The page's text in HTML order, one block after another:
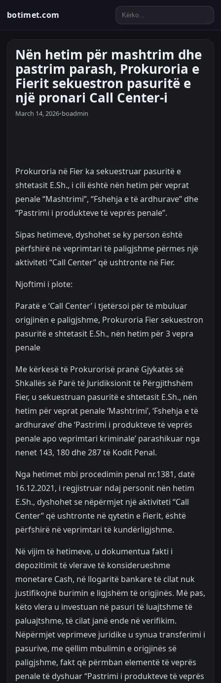
botimet.com
Nën hetim për mashtrim dhe
pastrim parash, Prokuroria e
Fierit sekuestron pasuritë e
një pronari Call Center-i
March 14, 2026•boadmin
Prokuroria në Fier ka sekuestruar pasuritë e
shtetasit E.Sh., i cili është nën hetim për veprat
penale “Mashtrimi”, “Fshehja e të ardhurave” dhe
“Pastrimi i produkteve të veprës penale”.
Sipas hetimeve, dyshohet se ky person është
përfshirë në veprimtari të paligjshme përmes një
aktiviteti “Call Center” që ushtronte në Fier.
Njoftimi i plote:
Paratë e ‘Call Center’ i tjetërsoi për të mbuluar
origjinën e paligjshme, Prokuroria Fier sekuestron
pasuritë e shtetasit E.Sh., nën hetim për 3 vepra
penale
Me kërkesë të Prokurorisë pranë Gjykatës së
Shkallës së Parë të Juridiksionit të Përgjithshëm
Fier, u sekuestruan pasuritë e shtetasit E.Sh., nën
hetim për veprat penale ‘Mashtrimi’, ‘Fshehja e të
ardhurave’ dhe ‘Pastrimi i produkteve të veprës
penale apo veprimtari kriminale’ parashikuar nga
nenet 143, 180 dhe 287 të Kodit Penal.
Nga hetimet mbi procedimin penal nr.1381, datë
16.12.2021, i regjistruar ndaj personit nën hetim
E.Sh., dyshohet se nëpërmjet një aktiviteti “Call
Center” që ushtronte në qytetin e Fierit, është
përfshirë në veprimtari të kundërligjshme.
Në vijim të hetimeve, u dokumentua fakti i
depozitimit të vlerave të konsiderueshme
monetare Cash, në llogaritë bankare të cilat nuk
justifikojnë burimin e ligjshëm të origjinës. Më pas,
këto vlera u investuan në pasuri të luajtshme të
paluajtshme, të cilat janë ende në verifikim.
Nëpërmjet veprimeve juridike u synua transferimi i
pasurive, me qëllim mbulimin e origjinës së
paligjshme, fakt që përmban elementë të veprës
penale të dyshuar “Pastrimi i produkteve të veprës